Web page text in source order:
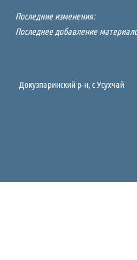
Последние изменения:
Последнее добавление
Докузпаринский р-н, c Усухчай